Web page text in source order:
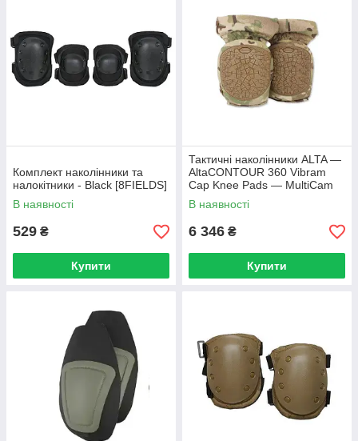
Комплект наколінники та
налокітники - Black [8FIELDS]
В наявності
529 ₴
Купити
Тактичні наколінники ALTA —
AltaCONTOUR 360 Vibram
Cap Knee Pads — MultiCam
— 52933.16
В наявності
6 346 ₴
Купити